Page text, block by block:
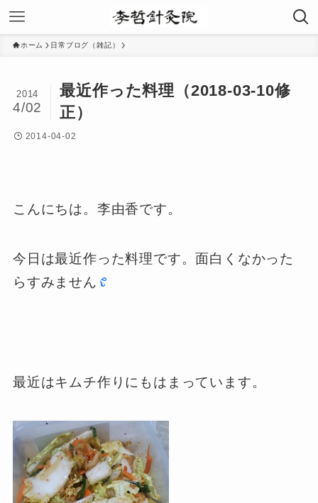
ホーム 日常ブログ（雑記）
最近作った料理（2018-03-10修
正）
2014
4/02
2014-04-02
こんにちは。李由香です。
今日は最近作った料理です。面白くなかった
らすみません
最近はキムチ作りにもはまっています。